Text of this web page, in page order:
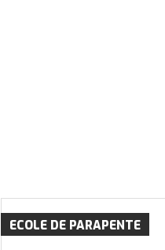
ECOLE DE PARAPENTE